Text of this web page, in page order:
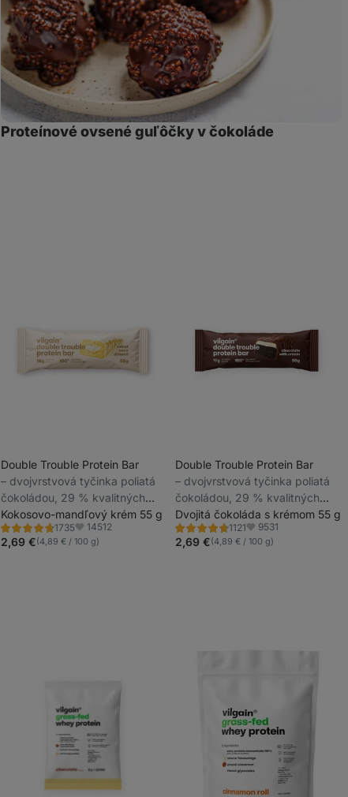
Proteínové ovsené guľôčky v čokoláde
Double Trouble Protein Bar
⁠–⁠ dvojvrstvová tyčinka poliatá
čokoládou, 29 % kvalitných
bielkovín, bez konzervantov a
farbív
Kokosovo-mandľový krém 55 g
1735
Hodnotenie
4.7/5,
1735
Obľúbené
14512
2,69 €(4,89 € / 100 g)
Double Trouble Protein Bar
⁠–⁠ dvojvrstvová tyčinka poliatá
čokoládou, 29 % kvalitných
bielkovín, bez konzervantov a
farbív
Dvojitá čokoláda s krémom 55 g
1121
Hodnotenie
4.7/5,
1121
Obľúbené
9531
2,69 €(4,89 € / 100 g)